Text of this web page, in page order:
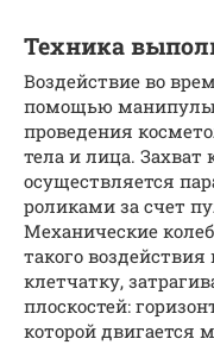
Техника
Воздействие во
помощью манипулы,
проведения
тела и лица. Захват
осуществляется
роликами за счет
Механические
такого
клетчатку,
плоскостей:
которой двигается